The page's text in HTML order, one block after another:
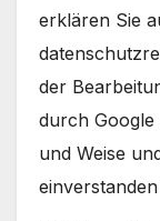
erklären Sie
der
durch
und Weise